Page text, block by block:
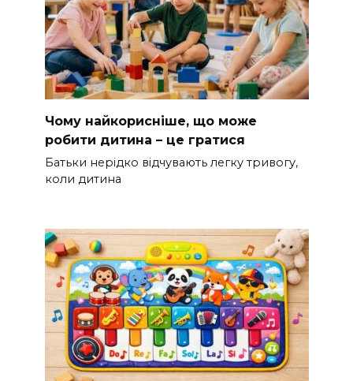
Чому найкорисніше, що може
робити дитина – це гратися
Батьки нерідко відчувають легку тривогу,
коли дитина